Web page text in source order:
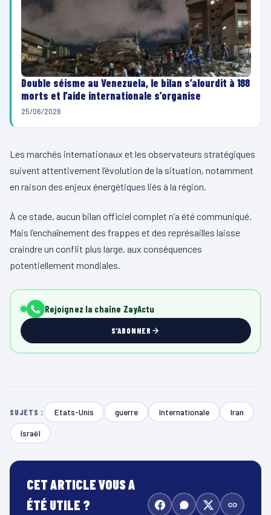
Double séisme au Venezuela, le bilan s’alourdit à 188
morts et l’aide internationale s’organise
25/06/2026
Les marchés internationaux et les observateurs stratégiques
suivent attentivement l’évolution de la situation, notamment
en raison des enjeux énergétiques liés à la région.
À ce stade, aucun bilan officiel complet n’a été communiqué.
Mais l’enchaînement des frappes et des représailles laisse
craindre un conflit plus large, aux conséquences
potentiellement mondiales.
Rejoignez la chaîne ZayActu
S'ABONNER
SUJETS : Etats-Unis guerre Internationale Iran
Israël
CET ARTICLE VOUS A
ÉTÉ UTILE ?